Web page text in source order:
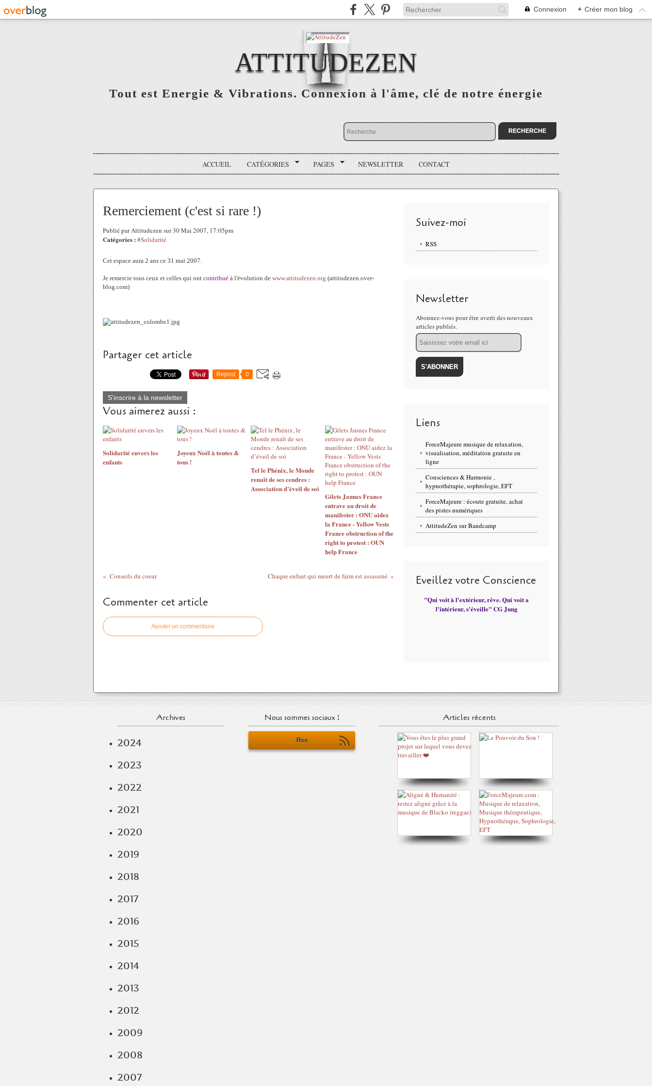
Connexion + Créer mon blog
ATTITUDEZEN
Tout est Energie & Vibrations. Connexion à l'âme, clé de notre énergie
ACCUEIL CATÉGORIES PAGES NEWSLETTER CONTACT
Remerciement (c'est si rare !)
Publié par Attitudezen sur 30 Mai 2007, 17:05pm
Catégories : #Solidarité
Cet espace aura 2 ans ce 31 mai 2007.
Je remercie tous ceux et celles qui ont contribué à l'évolution de www.attitudezen.org (attitudezen.over-
blog.com)
Partager cet article
Repost 0
S'inscrire à la newsletter
Vous aimerez aussi :
Solidarité envers les
enfants
Joyeux Noël à toutes &
tous !
Tel le Phénix, le Monde
renaît de ses cendres :
Association d’éveil de soi
Gilets Jaunes France
entrave au droit de
manifester : ONU aidez
la France - Yellow Vests
France obstruction of the
right to protest : OUN
help France
Conseils du coeur Chaque enfant qui meurt de faim est assassiné
Commenter cet article
Ajouter un commentaire
Suivez-moi
RSS
Newsletter
Abonnez-vous pour être averti des nouveaux
articles publiés.
Email
Liens
ForceMajeure musique de relaxation,
visualisation, méditation gratuite en
ligne
Consciences & Harmonie ,
hypnothérapie, sophrologie, EFT
ForceMajeure : écoute gratuite, achat
des pistes numériques
AttitudeZen sur Bandcamp
Eveillez votre Conscience
"Qui voit à l'extérieur, rêve. Qui voit a
l'intérieur, s'éveille" CG Jung
Archives
2024
2023
2022
2021
2020
2019
2018
2017
2016
2015
2014
2013
2012
2009
2008
2007
Nous sommes sociaux !
Rss
Articles récents